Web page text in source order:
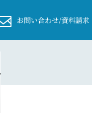
お問い合わせ/資料請求